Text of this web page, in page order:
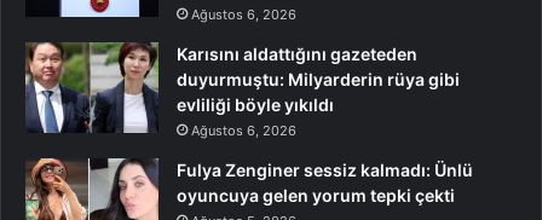
Ağustos 6, 2026
Karısını aldattığını gazeteden
duyurmuştu: Milyarderin rüya gibi
evliliği böyle yıkıldı
Ağustos 6, 2026
Fulya Zenginer sessiz kalmadı: Ünlü
oyuncuya gelen yorum tepki çekti